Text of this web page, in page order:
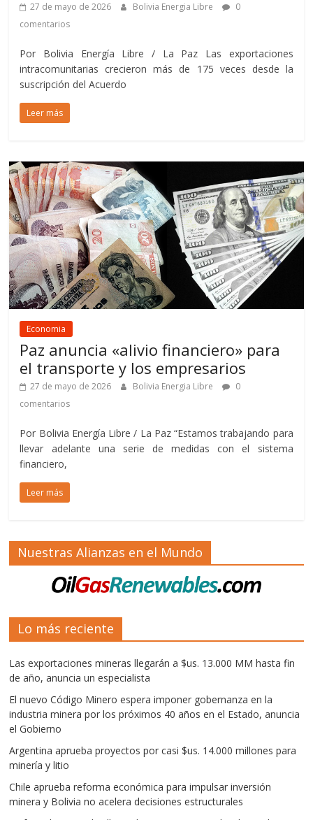
27 de mayo de 2026 Bolivia Energia Libre
0
comentarios
Por Bolivia Energía Libre / La Paz Las exportaciones
intracomunitarias crecieron más de 175 veces desde la
suscripción del Acuerdo
Leer más
Economia
Paz anuncia «alivio financiero» para
el transporte y los empresarios
27 de mayo de 2026 Bolivia Energia Libre
0
comentarios
Por Bolivia Energía Libre / La Paz “Estamos trabajando para
llevar adelante una serie de medidas con el sistema
financiero,
Leer más
Nuestras Alianzas en el Mundo
Lo más reciente
Las exportaciones mineras llegarán a $us. 13.000 MM hasta fin
de año, anuncia un especialista
El nuevo Código Minero espera imponer gobernanza en la
industria minera por los próximos 40 años en el Estado, anuncia
el Gobierno
Argentina aprueba proyectos por casi $us. 14.000 millones para
minería y litio
Chile aprueba reforma económica para impulsar inversión
minera y Bolivia no acelera decisiones estructurales